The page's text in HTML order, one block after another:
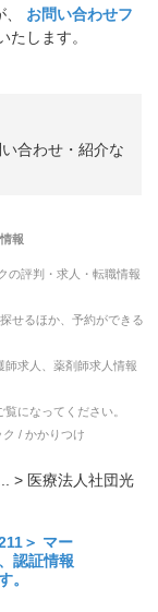
お問い合わせフ
します。
合わせ・紹介な
情報
の評判・求人・転職情報
せるほか、予約ができる
求人、薬剤師求人情報
になってください。
/ かかりつけ
> 医療法人社団光